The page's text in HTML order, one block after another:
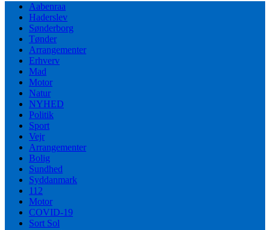
Aabenraa
Haderslev
Sønderborg
Tønder
Arrangementer
Erhverv
Mad
Motor
Natur
NYHED
Politik
Sport
Vejr
Arrangementer
Bolig
Sundhed
Syddanmark
112
Motor
COVID-19
Sort Sol